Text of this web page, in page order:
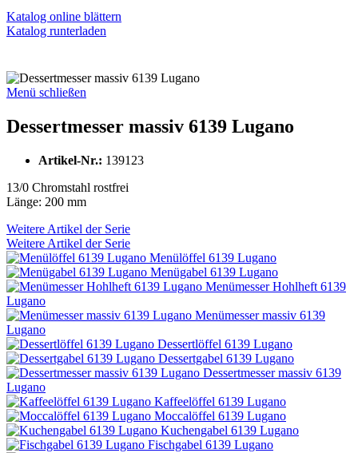
Katalog online blättern
Katalog runterladen
Menü schließen
Dessertmesser massiv 6139 Lugano
Artikel-Nr.: 139123
13/0 Chromstahl rostfrei
Länge: 200 mm
Weitere Artikel der Serie
Weitere Artikel der Serie
Menülöffel 6139 Lugano
Menügabel 6139 Lugano
Menümesser Hohlheft 6139
Lugano
Menümesser massiv 6139
Lugano
Dessertlöffel 6139 Lugano
Dessertgabel 6139 Lugano
Dessertmesser massiv 6139
Lugano
Kaffeelöffel 6139 Lugano
Moccalöffel 6139 Lugano
Kuchengabel 6139 Lugano
Fischgabel 6139 Lugano